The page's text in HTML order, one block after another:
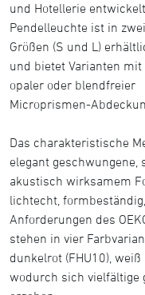
und Hotellerie
Pendelleuchte ist in zwei
Größen (S und L)
und bietet Varianten mit
opaler oder blendfreier
Microprismen-
Das charakteristische
elegant geschwungene,
akustisch wirksamem
lichtecht,
Anforderungen des
stehen in vier
dunkelrot (FHU10),
wodurch sich vielfältige